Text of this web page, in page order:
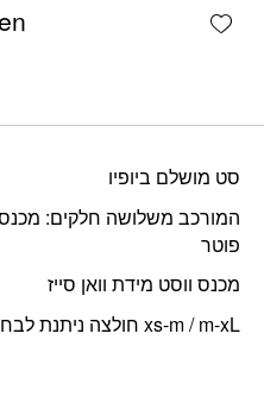
Add
סט מושלם ביופיו
המורכב משלושה חלקים:
פוטר
מכנס ווסט מידת וואן סייז
חולצה ניתנת לבחירת מידות xs-m / m-xL